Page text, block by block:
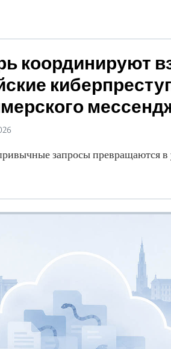
координируют
запросы превращаются